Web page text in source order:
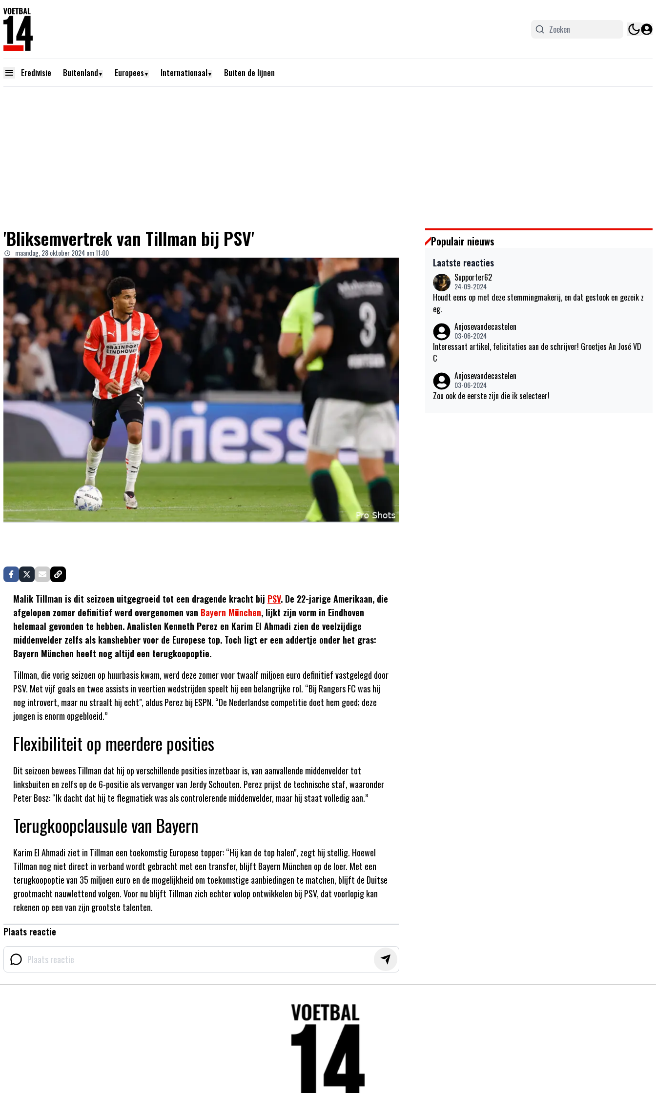
Eredivisie Buitenland ▼ Europees ▼ Internationaal▼ Buiten de lijnen
'Bliksemvertrek van Tillman bij PSV'
maandag, 28 oktober 2024 om 11:00
Malik Tillman is dit seizoen uitgegroeid tot een dragende kracht bij PSV. De 22-jarige Amerikaan, die
afgelopen zomer definitief werd overgenomen van Bayern München, lijkt zijn vorm in Eindhoven
helemaal gevonden te hebben. Analisten Kenneth Perez en Karim El Ahmadi zien de veelzijdige
middenvelder zelfs als kanshebber voor de Europese top. Toch ligt er een addertje onder het gras:
Bayern München heeft nog altijd een terugkoopoptie.
Tillman, die vorig seizoen op huurbasis kwam, werd deze zomer voor twaalf miljoen euro definitief vastgelegd door
PSV. Met vijf goals en twee assists in veertien wedstrijden speelt hij een belangrijke rol. “Bij Rangers FC was hij
nog introvert, maar nu straalt hij echt", aldus Perez bij ESPN. “De Nederlandse competitie doet hem goed; deze
jongen is enorm opgebloeid.”
Flexibiliteit op meerdere posities
Dit seizoen bewees Tillman dat hij op verschillende posities inzetbaar is, van aanvallende middenvelder tot
linksbuiten en zelfs op de 6-positie als vervanger van Jerdy Schouten. Perez prijst de technische staf, waaronder
Peter Bosz: “Ik dacht dat hij te flegmatiek was als controlerende middenvelder, maar hij staat volledig aan.”
Terugkoopclausule van Bayern
Karim El Ahmadi ziet in Tillman een toekomstig Europese topper: “Hij kan de top halen", zegt hij stellig. Hoewel
Tillman nog niet direct in verband wordt gebracht met een transfer, blijft Bayern München op de loer. Met een
terugkoopoptie van 35 miljoen euro en de mogelijkheid om toekomstige aanbiedingen te matchen, blijft de Duitse
grootmacht nauwlettend volgen. Voor nu blijft Tillman zich echter volop ontwikkelen bij PSV, dat voorlopig kan
rekenen op een van zijn grootste talenten.
Plaats reactie
Populair nieuws
Laatste reacties
Supporter62
24-09-2024
Houdt eens op met deze stemmingmakerij, en dat gestook en gezeik z
eg.
Anjosevandecastelen
03-06-2024
Interessant artikel, felicitaties aan de schrijver! Groetjes An José VD
C
Anjosevandecastelen
03-06-2024
Zou ook de eerste zijn die ik selecteer!